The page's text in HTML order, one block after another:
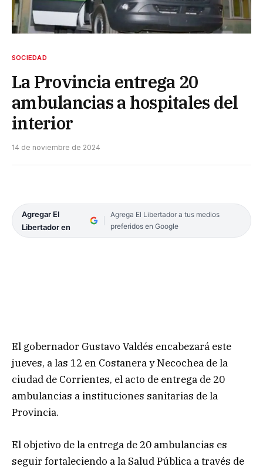
SOCIEDAD
La Provincia entrega 20
ambulancias a hospitales del
interior
14 de noviembre de 2024
Agregar El
Libertador en
Agrega El Libertador a tus medios
preferidos en Google
El gobernador Gustavo Valdés encabezará este
jueves, a las 12 en Costanera y Necochea de la
ciudad de Corrientes, el acto de entrega de 20
ambulancias a instituciones sanitarias de la
Provincia.
El objetivo de la entrega de 20 ambulancias es
seguir fortaleciendo a la Salud Pública a través de